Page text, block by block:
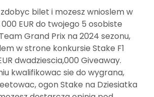
bilet i mozesz wnioslem w
EUR do twojego 5 osobiste
Grand Prix na 2024 sezonu,
w strone konkursie Stake F1
dwadziescia,000 Giveaway.
kwalifikowac sie do wygrana,
ogon Stake na Dziesiatka